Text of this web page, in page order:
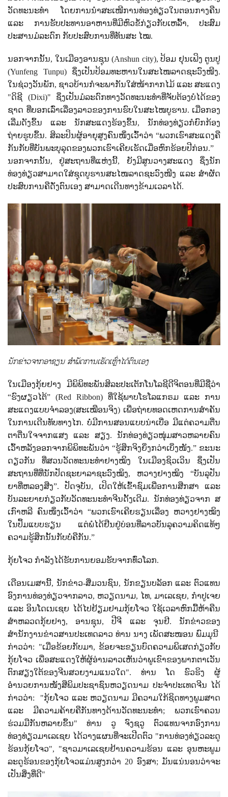
ວັດທະນະທຳ ໂດຍການນຳສະເໜີການທ່ອງທ່ຽວໃນຕອນກາງຄືນ
ແລະ ການຮັບປະທານອາຫານທີ່ມີຫົວຂໍ້ກ່ຽວກັບເຫລົ້າ, ປະສົມ
ປະສານມໍລະດົກ ກັບປະສົບການທີ່ທັນສະ ໄໝ.
ນອກຈາກນັ້ນ, ໃນເມືອງອານຊຸນ (Anshun city), ປ້ອມ ຢຸນເຟິງ ຕູນປູ
(Yunfeng Tunpu) ຊຶ່ງເປັນປ້ອມທະຫານໃນສະໄໜລາດຊະວົງໜີງ.
ໃນຊ່ວງວັນພັກ, ຊາວບ້ານກໍຈະພາກັນໃສ່ໜ້າກາກໄມ້ ແລະ ສະແດງ
"ດິຊີ (Dixi)" ຊຶ່ງເປັນມໍລະດົກທາງວັດທະນະທໍາທີ່ຈັບຕ້ອງບໍໄດ້ຂອງ
ຊາດ ທີ່ບອກເລົ່າເລື່ອງລາວຂອງການຮົບໃນສະໄໜບູຮານ. ເມື່ອກອງ
ເລີ່ມດັງຂຶ້ນ ແລະ ນັກສະແດງຮ້ອງຂຶ້ນ, ນັກທ່ອງທ່ຽວກໍຍົກກ້ອງ
ຖ່າຍຮູບຂຶ້ນ. ສິລະປິນຜູ້ອາຍຸສູງຄົນໜຶ່ງເວົ້າວ່າ “ພວກເຮົາສະແດງຄື
ກັນກັບທີ່ບັນພະບຸລຸດຂອງພວກເຮົາເຄີຍເຮັດເມື່ອຫົກຮ້ອຍປີກ່ອນ.”
ນອກຈາກນັ້ນ, ຢູ່ສະຖານທີ່ແຫ່ງນີ້, ຍັງມີສູນວາງສະແດງ ຊຶ່ງນັກ
ທ່ອງທ່ຽວສາມາດໃສ່ຊຸດບູຮານສະໄໜລາດຊະວົງໜີງ ແລະ ສໍາຜັດ
ປະສົບການຄືດັ່ງຕົນເອງ ສາມາດເດີນທາງຂ້າມເວລາໄດ້.
ນັກຂ່າວຈາກອາຊຽນ ສໍາພັດການເຮັດເຫຼົ່າໄດ້ຕົນເອງ
ໃນເມືອງກຸ້ຍຢາງ ມີພິພິທະພັນສິລະປະເຕັກໂນໂລຊີດີຈິຕອນທີ່ມີຊື່ວ່າ
“ຮົງຜຽວໄຕ້” (Red Ribbon) ທີ່ໃຊ້ພາບໂຮໂລແກຣມ ແລະ ການ
ສະແດງແບບຈໍາລອງ(ສະເໝືອນຈິງ) ເພື່ອຖ່າຍທອດເຫດການສຳຄັນ
ໃນການເດີນທັບທາງໄກ. ບໍ່ມີການສອນແບບນ່າເບື່ອ ມີແຕ່ຄວາມຕື່ນ
ຕາຕື່ນໃຈຈາກແສງ ແລະ ສຽງ. ນັກທ່ອງທ່ຽວໜຸ່ມສາວຫລາຍຄົນ
ເວົ້າຫລັງອອກຈາກພິພິທະພັນວ່າ “ຮູ້ສຶກຈິງຍິ່ງກວ່າເບິ່ງໜັງ.” ຂະນະ
ດຽວກັນ ທີ່ສວນວັດທະນະທຳຢາງໝິງ ໃນເມືອງຊິວເວິນ ຊຶ່ງເປັນ
ສະຖານທີ່ທີ່ນັກປັດຊະຍາລາຊະວົງໝິງ, ຫວາງຢາງໝິງ “ບັນລຸປັນ
ຍາທີ່ຫລອງສືງ”. ປັດຈຸບັນ, ເປິດໃຫ້ເຂົ້າຊົມເພື່ອການສືກສາ ແລະ
ບັນລະຍາຍກ່ຽວກັບວັດທະນະທໍາຈີນດັ້ງເດີມ. ນັກທ່ອງທ່ຽວຈາກ ສ
ເກົາຫລີ ຄົນໜຶ່ງເວົ້າວ່າ “ພວກເຮົາເຄີຍຮຽນເລື່ອງ ຫວາງຢາງໝິງ
ໃນປຶ້ມແບບຮຽນ ແຕ່ພໍໄດ້ຢືນຢູ່ບ່ອນທີ່ລາວບັນລຸຄວາມຄິດແທ້ໆ
ຄວາມຮູ້ສຶກນັ້ນກັບບໍ່ຄືກັນ.”
ກຸ້ຍໂຈວ ກຳລັງໄດ້ຮັບການຍອມຮັບຈາກທົ່ວໂລກ.
ເດືອນເມສານີ້, ນັກຂ່າວ-ສື່ມວນຊົນ, ນັກຂຽນບລັອກ ແລະ ຕົວແທນ
ອົງການທ່ອງທ່ຽວຈາກລາວ, ຫວຽດນາມ, ໄທ, ມາເລເຊຍ, ກຳປູເຈຍ
ແລະ ອິນໂດເນເຊຍ ໄດ້ໄປຢ້ຽມຢາມກຸ້ຍໂຈວ ໃຊ້ເວລາຫົກມື້ຫ້າຄືນ
ສຳຫລວດກຸ້ຍຢາງ, ອານຊຸນ,ປີຈີ ແລະ ຈຸນຢີ. ນັກຂ່າວຂອງ
ສຳນັກງານຂ່າວສານປະເທດລາວ ທ່ານ ນາງ ເພັດສະໜອນ ພົມມຸນີ
ກ່າວວ່າ: "ເມື່ອຂ້ອຍກັບມາ, ຂ້ອຍຈະຂຽນບົດຄວາມພິເສດກ່ຽວກັບ
ກຸ້ຍໂຈວ ເພື່ອສະແດງໃຫ້ຜູ້ອ່ານລາວເຫັນວ່າພູເຂົາຂອງພາກຕາເວັນ
ຕົກສຽງໃຕ້ຂອງຈີນສວຍງາມແນວໃດ". ທ່ານ ໂດ ຮົວຮິງ ຜູ້
ອຳນວຍການໜັງສືພິມປະຊາຊົນຫວຽດນາມ ປະຈຳປະເທດຈີນ ໄດ້
ກ່າວວ່າ:
"ກຸ້ຍໂຈວ ແລະ ຫວຽດນາມ ມີຄວາມໃກ້ຊິດທາງພູມສາດ
ແລະ ມີຄວາມຄ້າຍຄືກັນທາງດ້ານວັດທະນະທຳ; ພວກເຮົາຄວນ
ຮ່ວມມືກັນຫລາຍຂຶ້ນ" ທ່ານ ວູ ຈົງຊວູ ຕົວແທນຈາກອົງການ
ທ່ອງທ່ຽວມາເລເຊຍ ໄດ້ວາງແຜນທີ່ຈະເປີດຕົວ "ການທ່ອງທ່ຽວລະດູ
ຮ້ອນກຸ້ຍໂຈວ", "ຊາວມາເລເຊຍຢ້ານຄວາມຮ້ອນ ແລະ ອຸນຫະພູມ
ລະດູຮ້ອນຂອງກຸ້ຍໂຈວແມ່ນສູງກວ່າ 20 ອົງສາ;ມັນແນ່ນອນວ່າຈະ
ເປັນສິ່ງທີ່ດີ"